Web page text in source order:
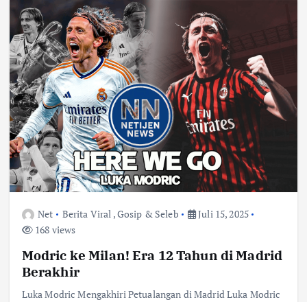
Net Berita Viral ,Gosip & Seleb
Juli 15, 2025
168 views
Modric ke Milan! Era 12 Tahun di Madrid
Berakhir
Luka Modric Mengakhiri Petualangan di Madrid Luka Modric